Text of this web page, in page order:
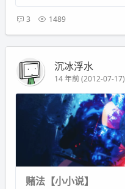
3 1489
沉冰浮水
14 年前 (2012-07-17)
赌法【小小说】